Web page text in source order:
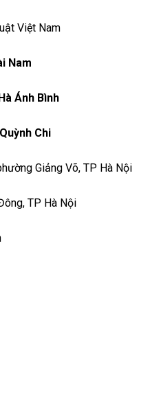
Việt Nam
Nam
Ánh Bình
Chi
Giảng Võ, TP Hà Nội
TP Hà Nội